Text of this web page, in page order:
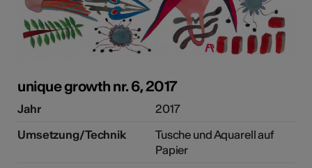
unique growth nr. 6, 2017
Jahr
2017
Umsetzung/Technik
Tusche und Aquarell auf
Papier